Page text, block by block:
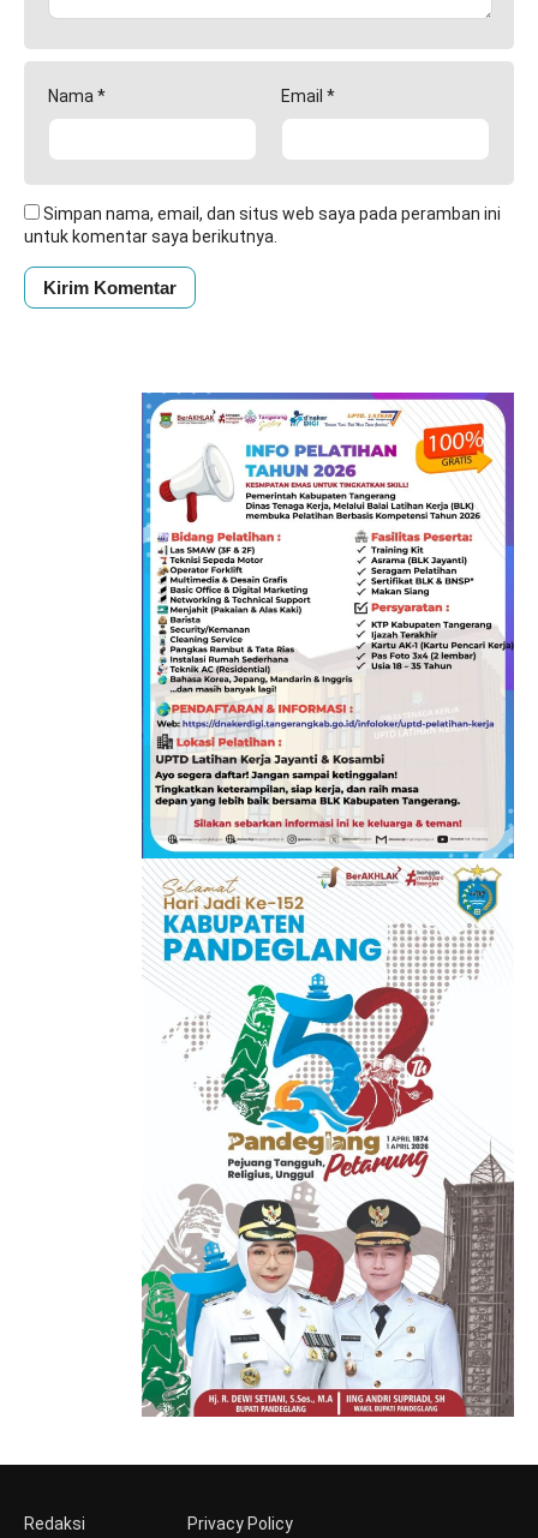
Nama * Email *
Simpan nama, email, dan situs web saya pada peramban ini
untuk komentar saya berikutnya.
Redaksi Privacy Policy